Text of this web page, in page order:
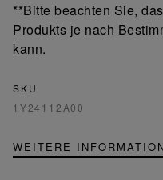
**Bitte beachten Sie,
Produkts je nach
kann.
SKU
1Y24112A00
WEITERE